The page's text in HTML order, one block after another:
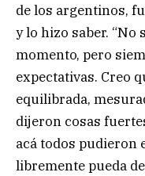
de los argentinos,
y lo hizo saber. “No
momento, pero
expectativas. Creo
equilibrada,
dijeron cosas
acá todos pudieron
libremente pueda